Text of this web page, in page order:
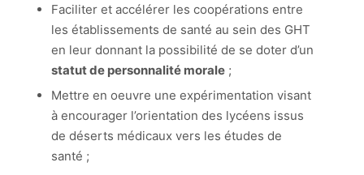
Faciliter et accélérer les coopérations entre
les établissements de santé au sein des GHT
en leur donnant la possibilité de se doter d’un
statut de personnalité morale;
Mettre en oeuvre une expérimentation visant
à encourager l’orientation des lycéens issus
de déserts médicaux vers les études de
santé ;